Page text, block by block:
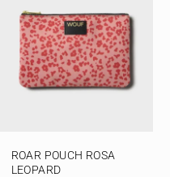
ROAR POUCH ROSA
LEOPARD